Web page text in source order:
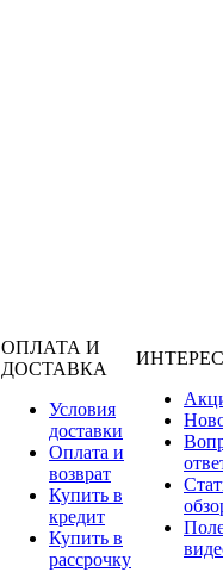
ОПЛАТА И
ДОСТАВКА
Условия
доставки
Оплата и
возврат
Купить в
кредит
Купить в
рассрочку